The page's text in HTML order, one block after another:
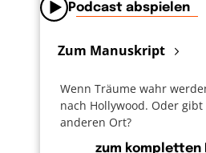
Podcast abspielen
Zum Manuskript
Wenn Träume wahr
nach Hollywood. Oder
anderen Ort?
zum kompletten